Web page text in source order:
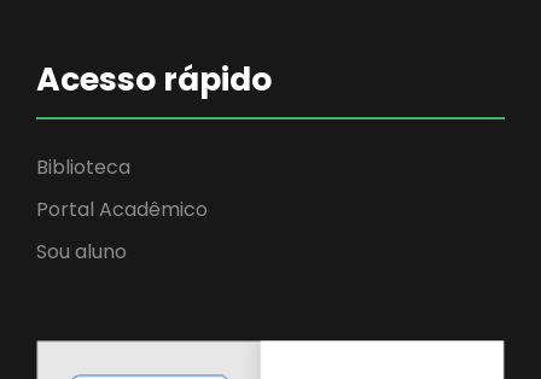
Acesso rápido
Biblioteca
Portal Acadêmico
Sou aluno